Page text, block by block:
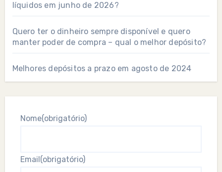
líquidos em junho de 2026?
Quero ter o dinheiro sempre disponível e quero
manter poder de compra – qual o melhor depósito?
Melhores depósitos a prazo em agosto de 2024
Nome(obrigatório)
Email(obrigatório)